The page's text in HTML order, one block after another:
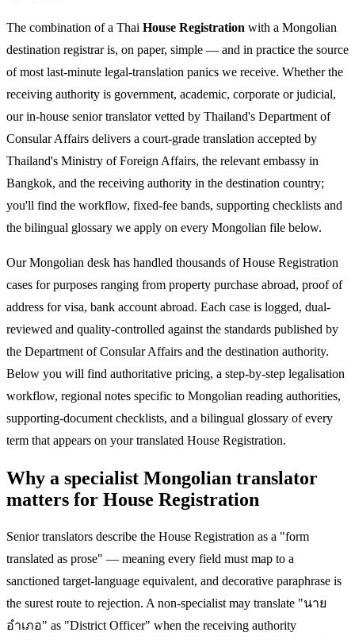
The combination of a Thai House Registration with a Mongolian
destination registrar is, on paper, simple — and in practice the source
of most last-minute legal-translation panics we receive. Whether the
receiving authority is government, academic, corporate or judicial,
our in-house senior translator vetted by Thailand's Department of
Consular Affairs delivers a court-grade translation accepted by
Thailand's Ministry of Foreign Affairs, the relevant embassy in
Bangkok, and the receiving authority in the destination country;
you'll find the workflow, fixed-fee bands, supporting checklists and
the bilingual glossary we apply on every Mongolian file below.
Our Mongolian desk has handled thousands of House Registration
cases for purposes ranging from property purchase abroad, proof of
address for visa, bank account abroad. Each case is logged, dual-
reviewed and quality-controlled against the standards published by
the Department of Consular Affairs and the destination authority.
Below you will find authoritative pricing, a step-by-step legalisation
workflow, regional notes specific to Mongolian reading authorities,
supporting-document checklists, and a bilingual glossary of every
term that appears on your translated House Registration.
Why a specialist Mongolian translator
matters for House Registration
Senior translators describe the House Registration as a "form
translated as prose" — meaning every field must map to a
sanctioned target-language equivalent, and decorative paraphrase is
the surest route to rejection. A non-specialist may translate "นาย
อำเภอ" as "District Officer" when the receiving authority